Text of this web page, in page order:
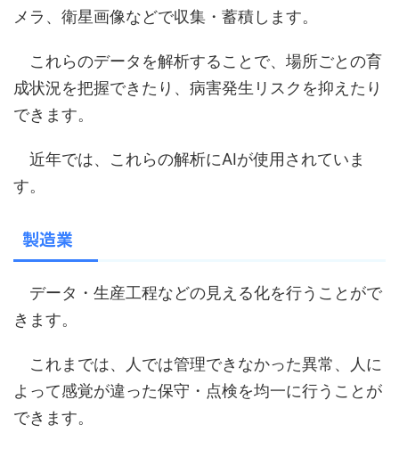
メラ、衛星画像などで収集・蓄積します。
これらのデータを解析することで、場所ごとの育
成状況を把握できたり、病害発生リスクを抑えたり
できます。
近年では、これらの解析にAIが使用されていま
す。
製造業
データ・生産工程などの見える化を行うことがで
きます。
これまでは、人では管理できなかった異常、人に
よって感覚が違った保守・点検を均一に行うことが
できます。